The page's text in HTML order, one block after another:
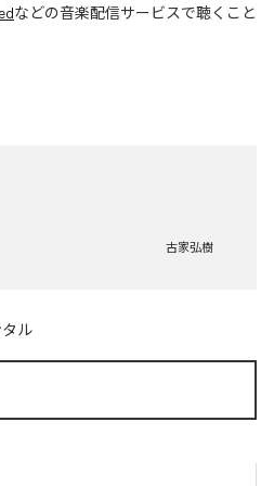
などの音楽配信サービスで聴くこと
古家弘樹
ル